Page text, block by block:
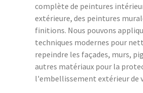
complète de peintures
extérieure, des peintures
finitions. Nous pouvons
techniques modernes pour
repeindre les façades, murs,
autres matériaux pour la
l'embellissement extérieur de